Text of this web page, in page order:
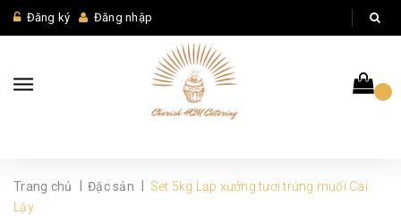
Đăng ký Đăng nhập
Trang chủ Đặc sản
Set 5kg Lạp xưởng tươi trứng muối Cai
Lậy